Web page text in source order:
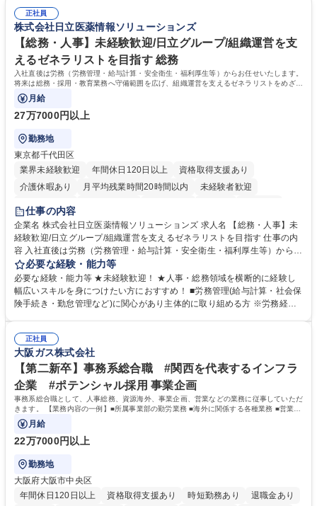
平均100件前後■メール・手紙：同上40件前後 募集職種 中野本社【お客様
相談室】お客様のお声をもとにより良い商品づくりへ貢献
すのでご安心ください。 【当社について】キリングループの広報機能を担
う会社として、お客様との出会いを大切にし、磨き上げたホスピタリティ
を込めてコミュニケーションをとりながら広報関連業務を行っておりま
す。 学歴・資格 学歴：大学院 大学 高専 短大 専修学校 高校 語学力： 資
格：
正社員
株式会社日立医薬情報ソリューションズ
【総務・人事】未経験歓迎/日立グループ/組織運営を支
えるゼネラリストを目指す 総務
入社直後は労務（労務管理・給与計算・安全衛生・福利厚生等）からお任せいたします。
将来は総務・採用・教育業務へ守備範囲を広げ、組織運営を支えるゼネラリストをめざせ
ます。
月給
27万7000円以上
勤務地
東京都千代田区
業界未経験歓迎
年間休日120日以上
資格取得支援あり
介護休暇あり
月平均残業時間20時間以内
未経験者歓迎
住宅手当あり
育休あり
完全週休2日制 交通費支給 土日祝休み 寮・社宅あり
仕事の内容
企業名 株式会社日立医薬情報ソリューションズ 求人名 【総務・人事】未
経験歓迎/日立グループ/組織運営を支えるゼネラリストを目指す 仕事の内
容 入社直後は労務（労務管理・給与計算・安全衛生・福利厚生等）からお
任せいたします。将来は総務・採用・教育業務へ守備範囲を広げ、組織運
営を支えるゼネラリストをめざせます。 ・初期業務：労働時間管理、給与
計算、社会保険対応、福利厚生管理、安全衛生、健康経営推進等をお任せ
します。ご経験に応じて、休職者管理など、幅広く経験を積んでいただき
幅広く経験を積みたい意欲がある方に最適な環境です。 募集職種 【総
務・人事】未経験歓迎/日立グループ/組織運営を支えるゼネラリストを目
指す
必要な経験・能力等
必要な経験・能力等 ★未経験歓迎！ ★人事・総務領域を横断的に経験し
幅広いスキルを身につけたい方におすすめ！ ■労務管理(給与計算・社会保
険手続き・勤怠管理など)に関心があり主体的に取り組める方 ※労務経験
のご経験 ■労務管理（給与計算・社会保険手続き・勤怠管理など）の経験
■衛生管理者の資格をお持ちの方 学歴・資格 学歴：大学院 大学 高専 短大
専修学校 高校 語学力： 資格：
正社員
大阪ガス株式会社
【第二新卒】事務系総合職 #関西を代表するインフラ
企業 #ポテンシャル採用 事業企画
事務系総合職として、人事総務、資源海外、事業企画、営業などの業務に従事していただ
きます。 【業務内容の一例】■所属事業部の勤労業務 ■海外に関係する各種業務 ■営業部
門の企画スタッフ、ルート営業
月給
22万7000円以上
勤務地
大阪府大阪市中央区
年間休日120日以上
資格取得支援あり 時短勤務あり 退職金あり